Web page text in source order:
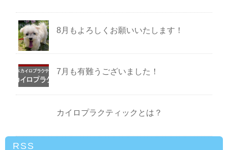
8月もよろしくお願いいたします！
7月も有難うございました！
カイロプラクティックとは？
RSS